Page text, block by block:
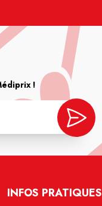
!
INFOS PRATIQUES